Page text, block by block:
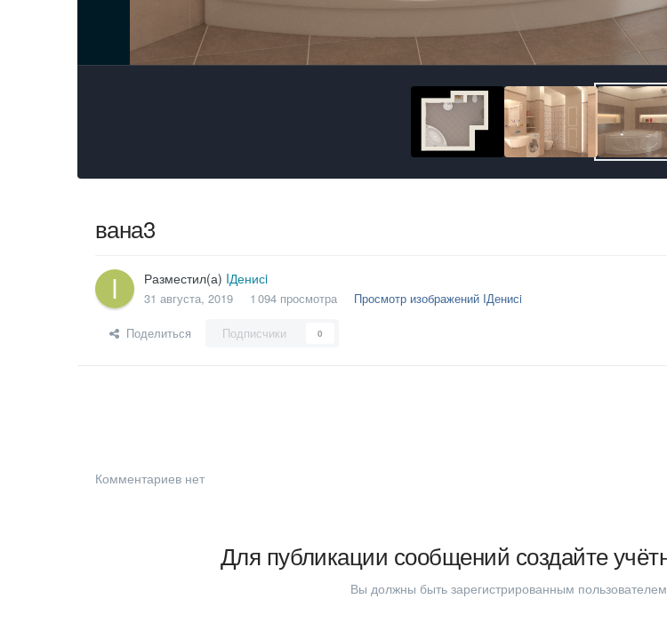
вана3
Разместил(а) IДенисi
31 августа, 2019 1 094 просмотра Просмотр изображений IДенисi
Поделиться Подписчики 0
Комментариев нет
Для публикации сообщений создайте
Вы должны быть зарегистрированным